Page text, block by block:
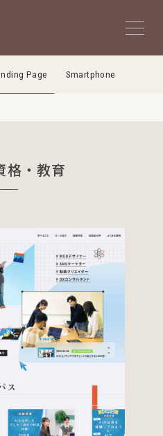
Page Smartphone
格・教育